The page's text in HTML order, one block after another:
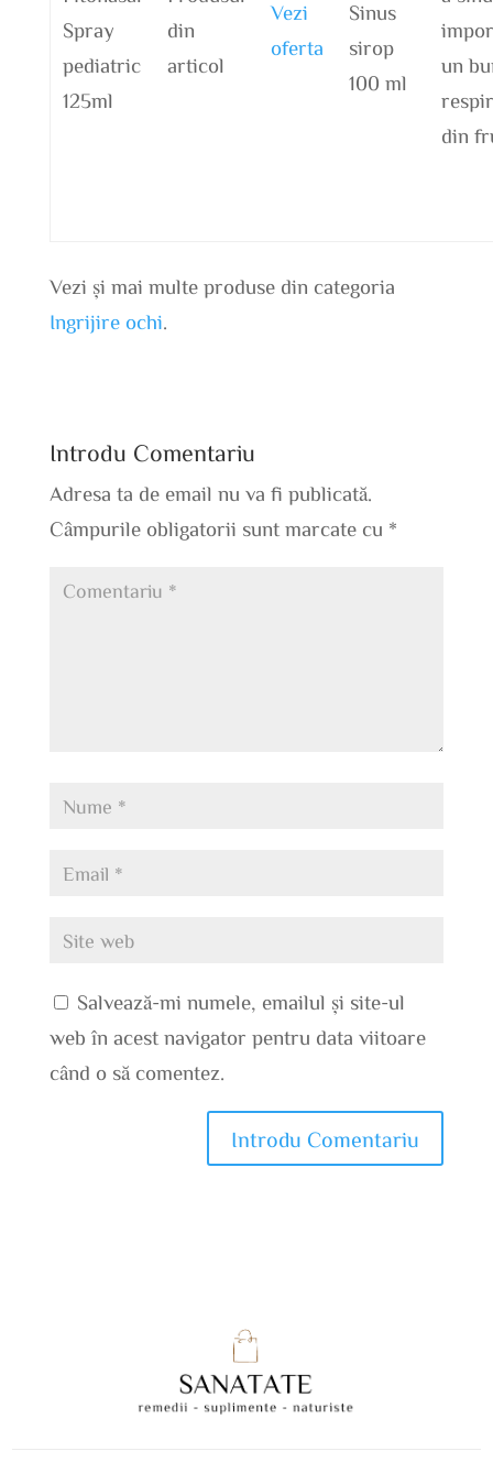
Spray
pediatric
125ml
din
articol
Vezi
oferta
Sinus
sirop
100 ml
un
din
Vezi și mai multe produse din categoria
Ingrijire ochi
Introdu Comentariu
Adresa ta de email nu va fi publicată.
Câmpurile obligatorii sunt marcate cu *
Salvează-mi numele, emailul și site-ul
web în acest navigator pentru data viitoare
când o să comentez.